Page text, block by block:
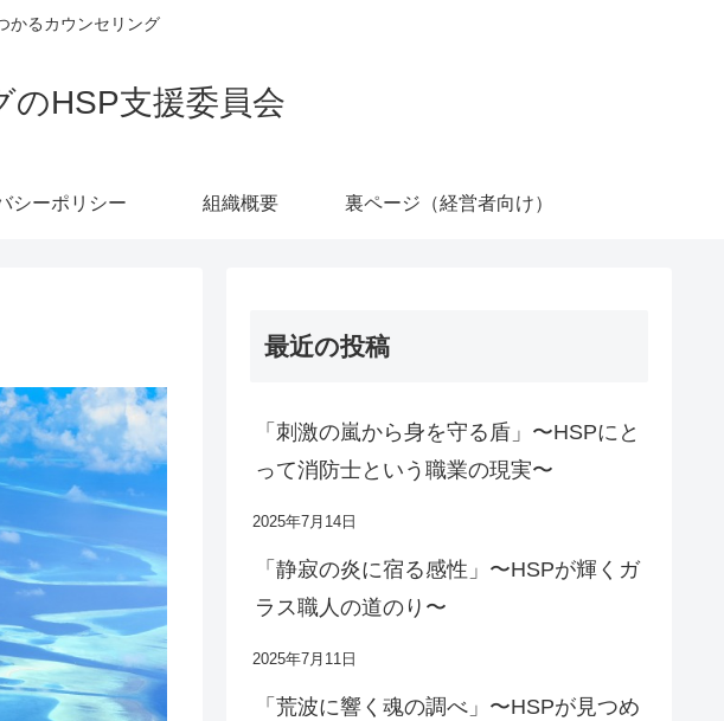
かるカウンセリング
HSP支援委員会
シーポリシー 組織概要 裏ページ（経営者向け）
最近の投稿
「刺激の嵐から身を守る盾」〜HSPにと
って消防士という職業の現実〜
2025年7月14日
「静寂の炎に宿る感性」〜HSPが輝くガ
ラス職人の道のり〜
2025年7月11日
「荒波に響く魂の調べ」〜HSPが見つめ